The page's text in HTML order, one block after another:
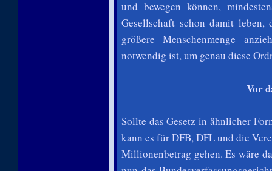
und bewegen können,
Gesellschaft schon damit leben,
größere Menschenmenge
notwendig ist, um genau diese
Vor
Sollte das Gesetz in ähnlicher
kann es für DFB, DFL und die
Millionenbetrag gehen. Es wäre